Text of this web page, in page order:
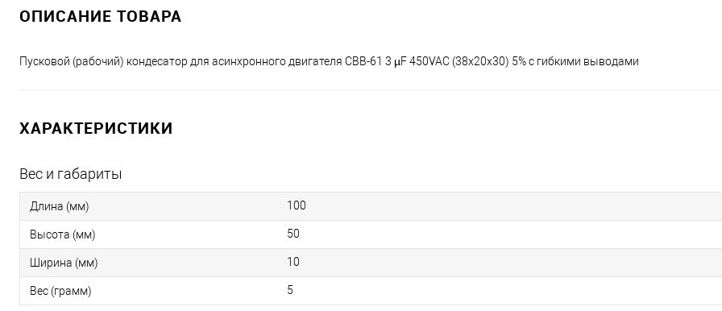
ОПИСАНИЕ ТОВАРА
Пусковой (рабочий) кондесатор для асинхронного двигателя CBB-61 3 µF 450VAC (38х20х30) 5% с гибкими выводами
ХАРАКТЕРИСТИКИ
Вес и габариты
Длина (мм) 100
Высота (мм) 50
Ширина (мм) 10
Вес (грамм) 5